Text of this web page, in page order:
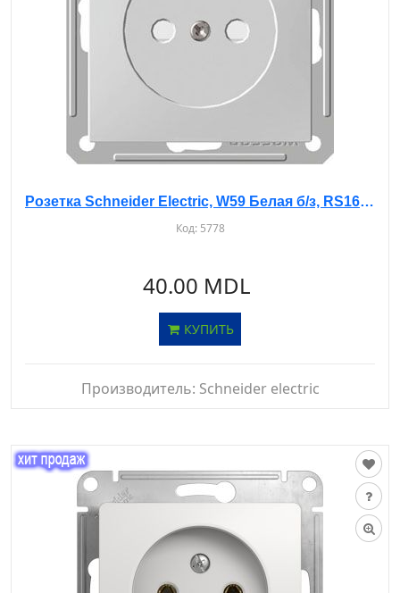
Розетка Schneider Electric, W59 Белая б/з, RS16-151-1-86
Код: 5778
40.00 MDL
КУПИТЬ
Производитель: Schneider electric